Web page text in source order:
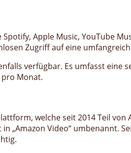
Apple Music, YouTube
Zugriff auf eine
verfügbar. Es umfasst eine
Monat.
welche seit 2014 Teil
„Amazon Video“ umbenannt.